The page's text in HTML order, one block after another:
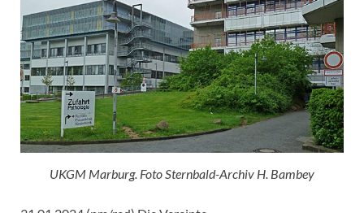
UKGM Marburg. Foto Sternbald-Archiv H. Bambey